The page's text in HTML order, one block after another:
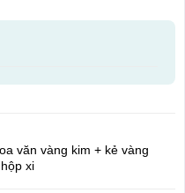
văn vàng kim + kẻ vàng
xi